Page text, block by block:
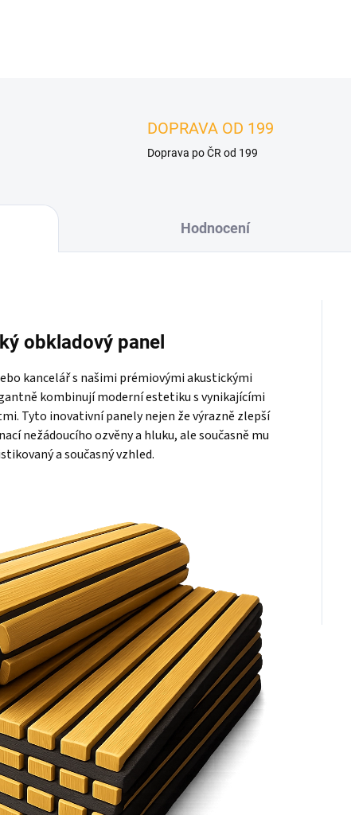
DOPRAVA OD 199
Doprava po ČR od 199
Hodnocení
obkladový panel
kancelář s našimi prémiovými akustickými
kombinují moderní estetiku s vynikajícími
Tyto inovativní panely nejen že výrazně zlepší
nežádoucího ozvěny a hluku, ale současně mu
a současný vzhled.